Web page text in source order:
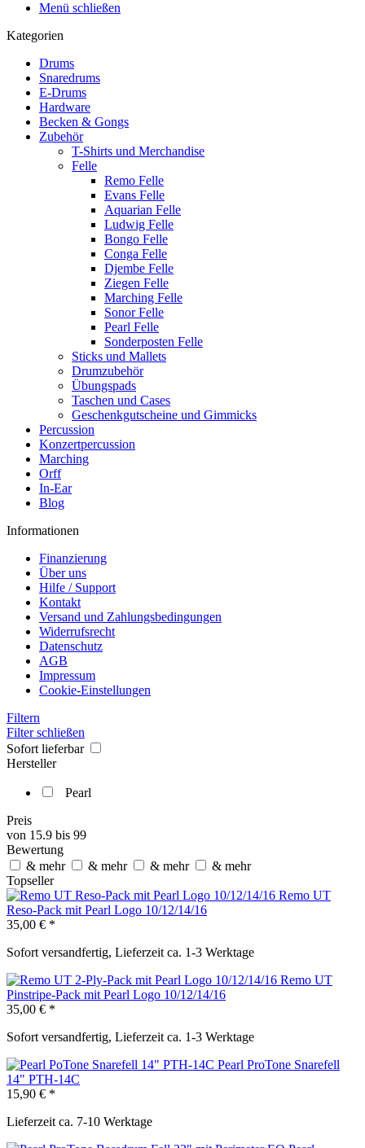
Menü schließen
Kategorien
Drums
Snaredrums
E-Drums
Hardware
Becken & Gongs
Zubehör
T-Shirts und Merchandise
Felle
Remo Felle
Evans Felle
Aquarian Felle
Ludwig Felle
Bongo Felle
Conga Felle
Djembe Felle
Ziegen Felle
Marching Felle
Sonor Felle
Pearl Felle
Sonderposten Felle
Sticks und Mallets
Drumzubehör
Übungspads
Taschen und Cases
Geschenkgutscheine und Gimmicks
Percussion
Konzertpercussion
Marching
Orff
In-Ear
Blog
Informationen
Finanzierung
Über uns
Hilfe / Support
Kontakt
Versand und Zahlungsbedingungen
Widerrufsrecht
Datenschutz
AGB
Impressum
Cookie-Einstellungen
Filtern
Filter schließen
Sofort lieferbar
Hersteller
Pearl
Preis
von 15.9 bis 99
Bewertung
& mehr
& mehr & mehr
& mehr
Topseller
Remo UT
Reso-Pack mit Pearl Logo 10/12/14/16
35,00 € *
Sofort versandfertig, Lieferzeit ca. 1-3 Werktage
Remo UT
Pinstripe-Pack mit Pearl Logo 10/12/14/16
35,00 € *
Sofort versandfertig, Lieferzeit ca. 1-3 Werktage
Pearl ProTone Snarefell
14" PTH-14C
15,90 € *
Lieferzeit ca. 7-10 Werktage